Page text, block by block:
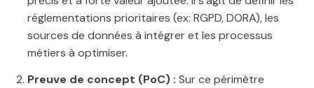
réglementations prioritaires (ex: RGPD, DORA), les
sources de données à intégrer et les processus
métiers à optimiser.
Preuve de concept (PoC) : Sur ce périmètre